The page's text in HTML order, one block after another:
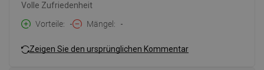
Volle Zufriedenheit
Vorteile
- Mängel -
Zeigen Sie den ursprünglichen Kommentar